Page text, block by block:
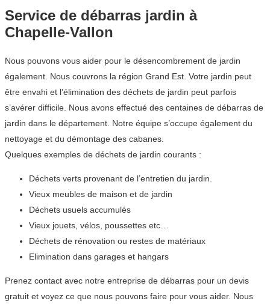
Service de débarras jardin à
Chapelle-Vallon
Nous pouvons vous aider pour le désencombrement de jardin
également. Nous couvrons la région Grand Est. Votre jardin peut
être envahi et l’élimination des déchets de jardin peut parfois
s’avérer difficile. Nous avons effectué des centaines de débarras de
jardin dans le département. Notre équipe s’occupe également du
nettoyage et du démontage des cabanes.
Quelques exemples de déchets de jardin courants :
Déchets verts provenant de l’entretien du jardin.
Vieux meubles de maison et de jardin
Déchets usuels accumulés
Vieux jouets, vélos, poussettes etc…
Déchets de rénovation ou restes de matériaux
Elimination dans garages et hangars
Prenez contact avec notre entreprise de débarras pour un devis
gratuit et voyez ce que nous pouvons faire pour vous aider. Nous